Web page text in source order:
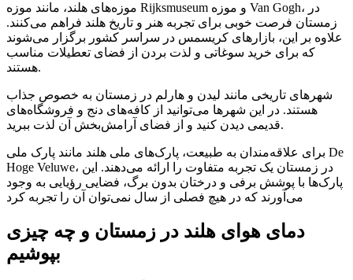
موزه‌های هلند، مانند موزه Rijksmuseum و موزه Van Gogh، در
زمستان فرصت خوبی برای تجربه هنر و تاریخ هلند فراهم می‌کنند.
علاوه بر این، بازارهای کریسمس در سراسر کشور برگزار می‌شوند
که برای خرید سوغاتی و لذت بردن از فضای تعطیلات مناسب
هستند.
شهرهای تاریخی مانند لیدن و هارلم در زمستان به خصوص جذاب
هستند. در این شهرها می‌توانید از کافه‌های دنج و فروشگاه‌های
قدیمی دیدن کنید و از فضای آرامش‌بخش آن لذت ببرید.
برای علاقه‌مندان به طبیعت، پارک‌های ملی هلند مانند پارک ملی De
Hoge Veluwe، در زمستان یک تجربه متفاوت را ارائه می‌دهند. این
پارک‌ها با پوشش برفی و درختان بدون برگ، فضایی رؤیایی به وجود
می‌آورند که در هیچ فصلی از سال نمی‌توان آن را تجربه کرد
دمای هوای هلند در زمستان و چه چیزی
بپوشیم